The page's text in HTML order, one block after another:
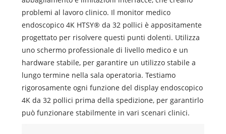
problemi al lavoro clinico. Il monitor medico
endoscopico 4K HTSY® da 32 pollici è appositamente
progettato per risolvere questi punti dolenti. Utilizza
uno schermo professionale di livello medico e un
hardware stabile, per garantire un utilizzo stabile a
lungo termine nella sala operatoria. Testiamo
rigorosamente ogni funzione del display endoscopico
4K da 32 pollici prima della spedizione, per garantirlo
può funzionare stabilmente in vari scenari clinici.